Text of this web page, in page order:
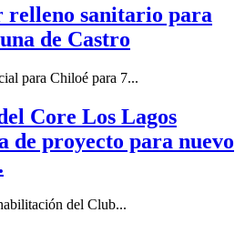
relleno sanitario para
de Castro
para Chiloé para 7...
Core Los Lagos
de proyecto para nuevo
del Club...